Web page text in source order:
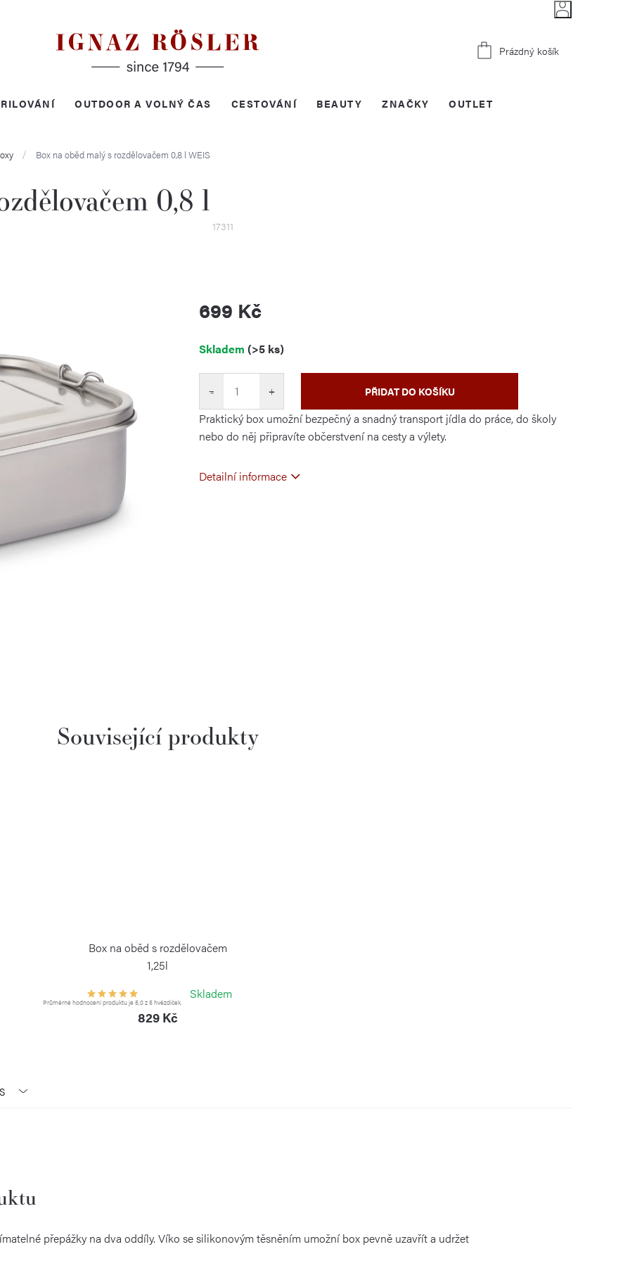
Nákupní
Prázdný košík
OUTDOOR A VOLNÝ ČAS CESTOVÁNÍ BEAUTY OUTLET
ZNAČKY
Box na oběd malý s rozdělovačem 0,8 l WEIS
0,8 l
17311
699 Kč
cena:
Skladem (>5 ks)
+
− PŘIDAT DO KOŠÍKU
Praktický box umožní bezpečný a snadný transport jídla do práce, do školy
nebo do něj připravíte občerstvení na cesty a výlety.
Detailní informace
Související produkty
Box na oběd s rozdělovačem
1,25l
Průměrné hodnocení produktu je 5,0 z 5 hvězdiček.
Skladem
829 Kč
přepážky na dva oddíly. Víko se silikonovým těsněním umožní box pevně uzavřít a udržet